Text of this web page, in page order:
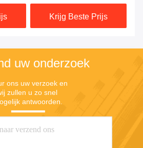
applicaties met autonoom
rijdenKrijg Beste Prijs
uw onderzoek
ons uw verzoek en
zullen u zo snel
antwoorden.